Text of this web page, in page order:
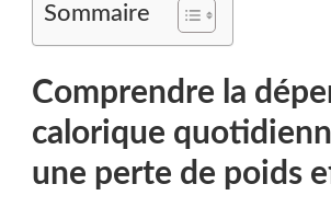
Sommaire
Comprendre la
calorique
une perte de poids